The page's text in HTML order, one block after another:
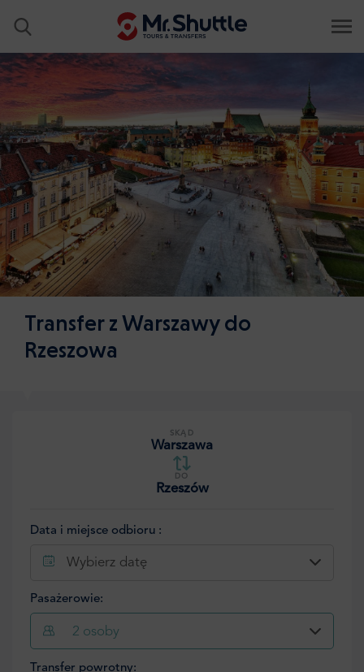
Transfer z Warszawy do
Rzeszowa
SKĄD
Warszawa
DO
Rzeszów
Data i miejsce odbioru :
Wybierz datę
Pasażerowie:
2 osoby
Transfer powrotny: